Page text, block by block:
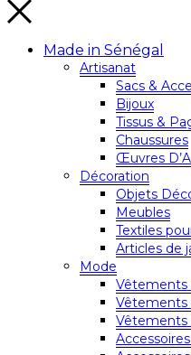
Made in Sénégal
Artisanat
Sacs &
Bijoux
Tissus &
Chaussures
Œuvres
Décoration
Objets
Meubles
Textiles
Articles de
Mode
Vêtements
Vêtements
Vêtements